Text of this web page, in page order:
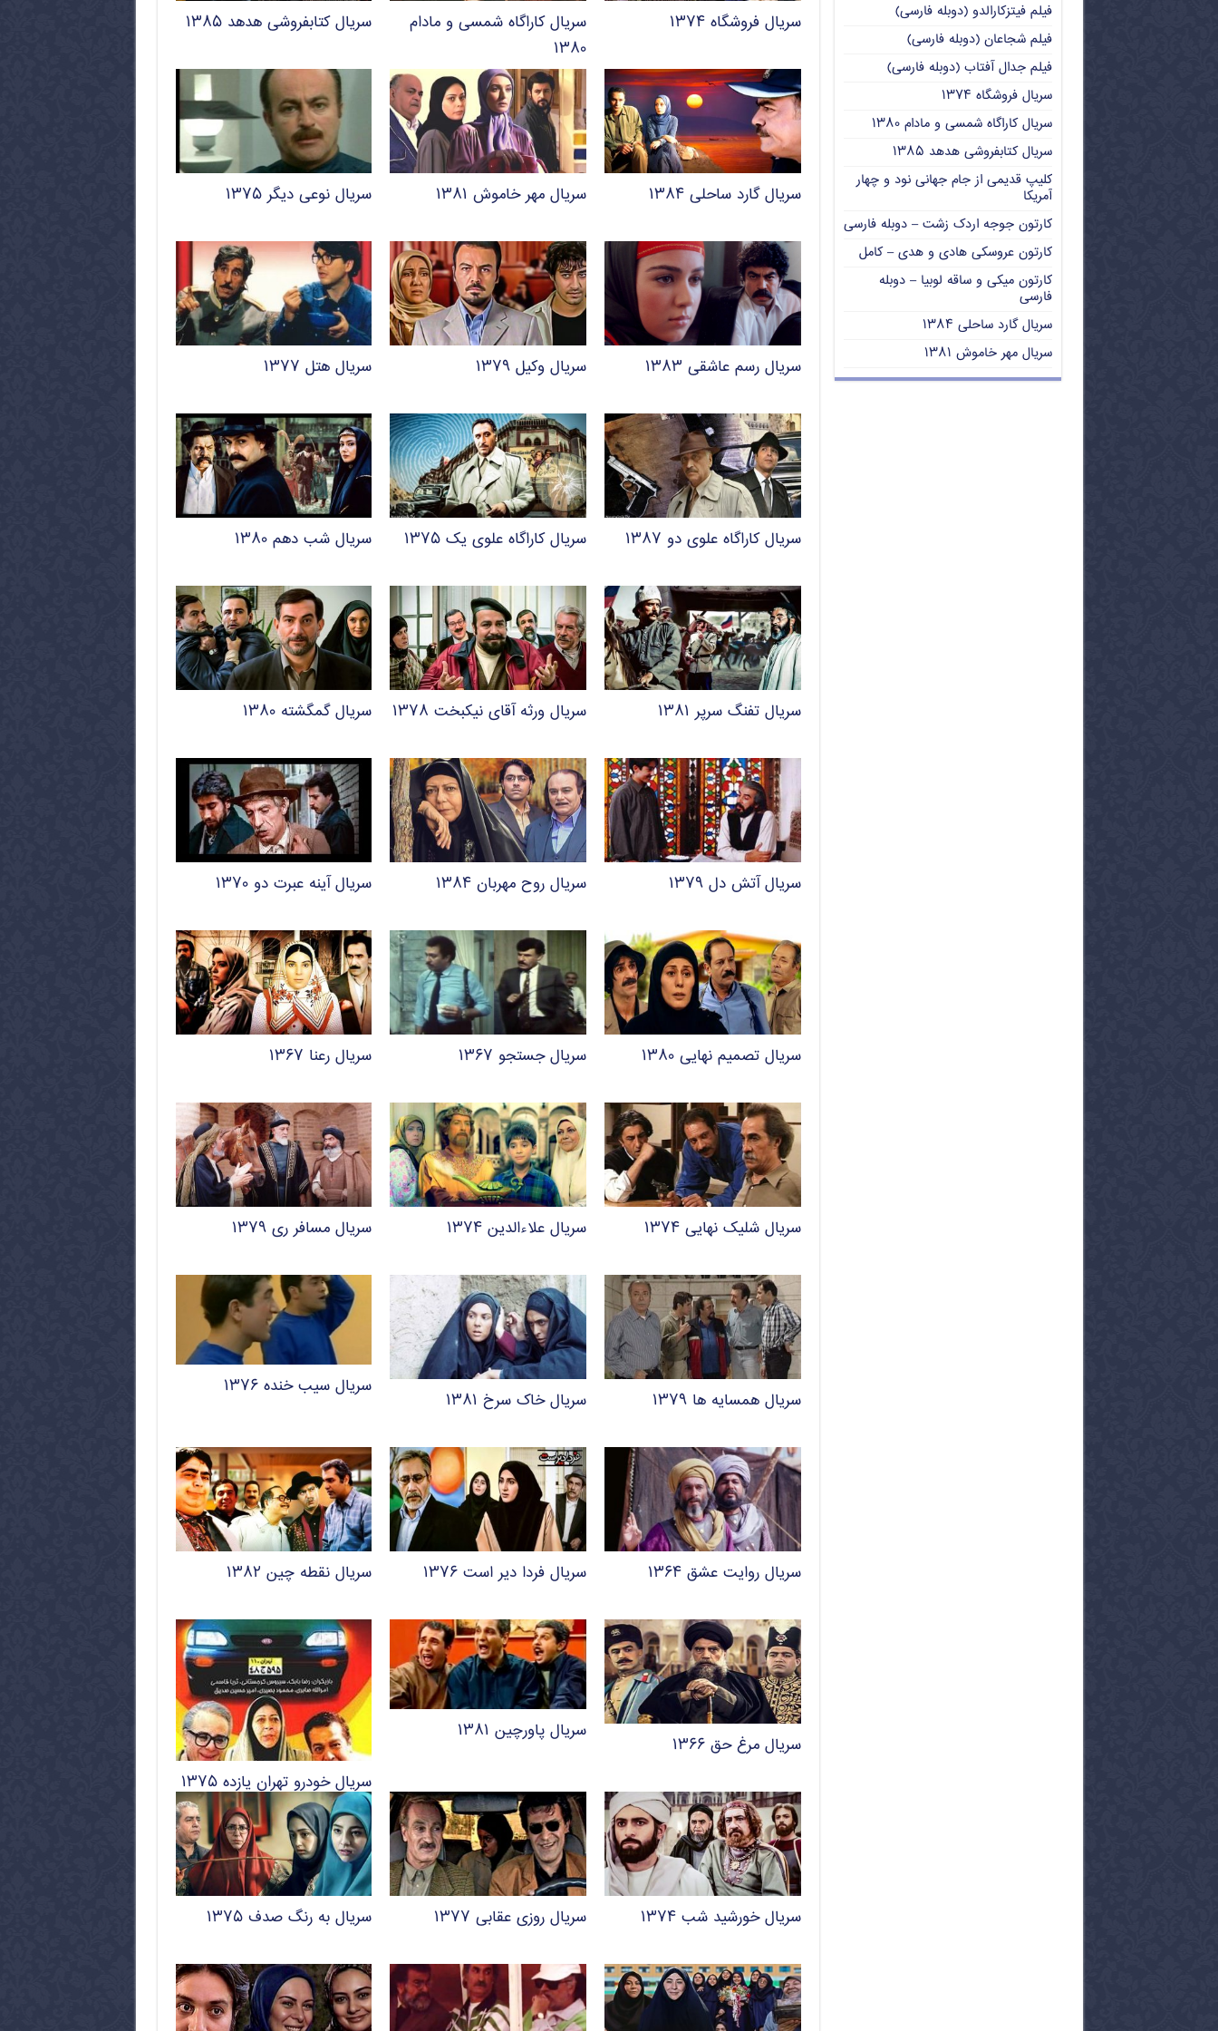
سریال فروشگاه ۱۳۷۴
سریال کاراگاه شمسی و مادام
۱۳۸۰
سریال کتابفروشی هدهد ۱۳۸۵
سریال گارد ساحلی ۱۳۸۴ سریال مهر خاموش ۱۳۸۱ سریال نوعی دیگر ۱۳۷۵
سریال رسم عاشقی ۱۳۸۳ سریال وکیل ۱۳۷۹ سریال هتل ۱۳۷۷
سریال کاراگاه علوی دو ۱۳۸۷ سریال کاراگاه علوی یک ۱۳۷۵ سریال شب دهم ۱۳۸۰
سریال تفنگ سرپر ۱۳۸۱ سریال ورثه آقای نیکبخت ۱۳۷۸ سریال گمگشته ۱۳۸۰
سریال آتش دل ۱۳۷۹ سریال روح مهربان ۱۳۸۴ سریال آینه عبرت دو ۱۳۷۰
سریال تصمیم نهایی ۱۳۸۰ سریال جستجو ۱۳۶۷ سریال رعنا ۱۳۶۷
سریال شلیک نهایی ۱۳۷۴ سریال علاءالدین ۱۳۷۴ سریال مسافر ری ۱۳۷۹
سریال همسایه ها ۱۳۷۹ سریال خاک سرخ ۱۳۸۱
سریال سیب خنده ۱۳۷۶
سریال روایت عشق ۱۳۶۴ سریال فردا دیر است ۱۳۷۶ سریال نقطه چین ۱۳۸۲
سریال مرغ حق ۱۳۶۶
سریال پاورچین ۱۳۸۱
سریال خودرو تهران یازده ۱۳۷۵
سریال خورشید شب ۱۳۷۴ سریال روزی عقابی ۱۳۷۷ سریال به رنگ صدف ۱۳۷۵
فیلم فیتزکارالدو (دوبله فارسی)
فیلم شجاعان (دوبله فارسی)
فیلم جدال آفتاب (دوبله فارسی)
سریال فروشگاه ۱۳۷۴
سریال کاراگاه شمسی و مادام ۱۳۸۰
سریال کتابفروشی هدهد ۱۳۸۵
کلیپ قدیمی از جام جهانی نود و چهار
آمریکا
کارتون جوجه اردک زشت – دوبله فارسی
کارتون عروسکی هادی و هدی – کامل
کارتون میکی و ساقه لوبیا – دوبله
فارسی
سریال گارد ساحلی ۱۳۸۴
سریال مهر خاموش ۱۳۸۱